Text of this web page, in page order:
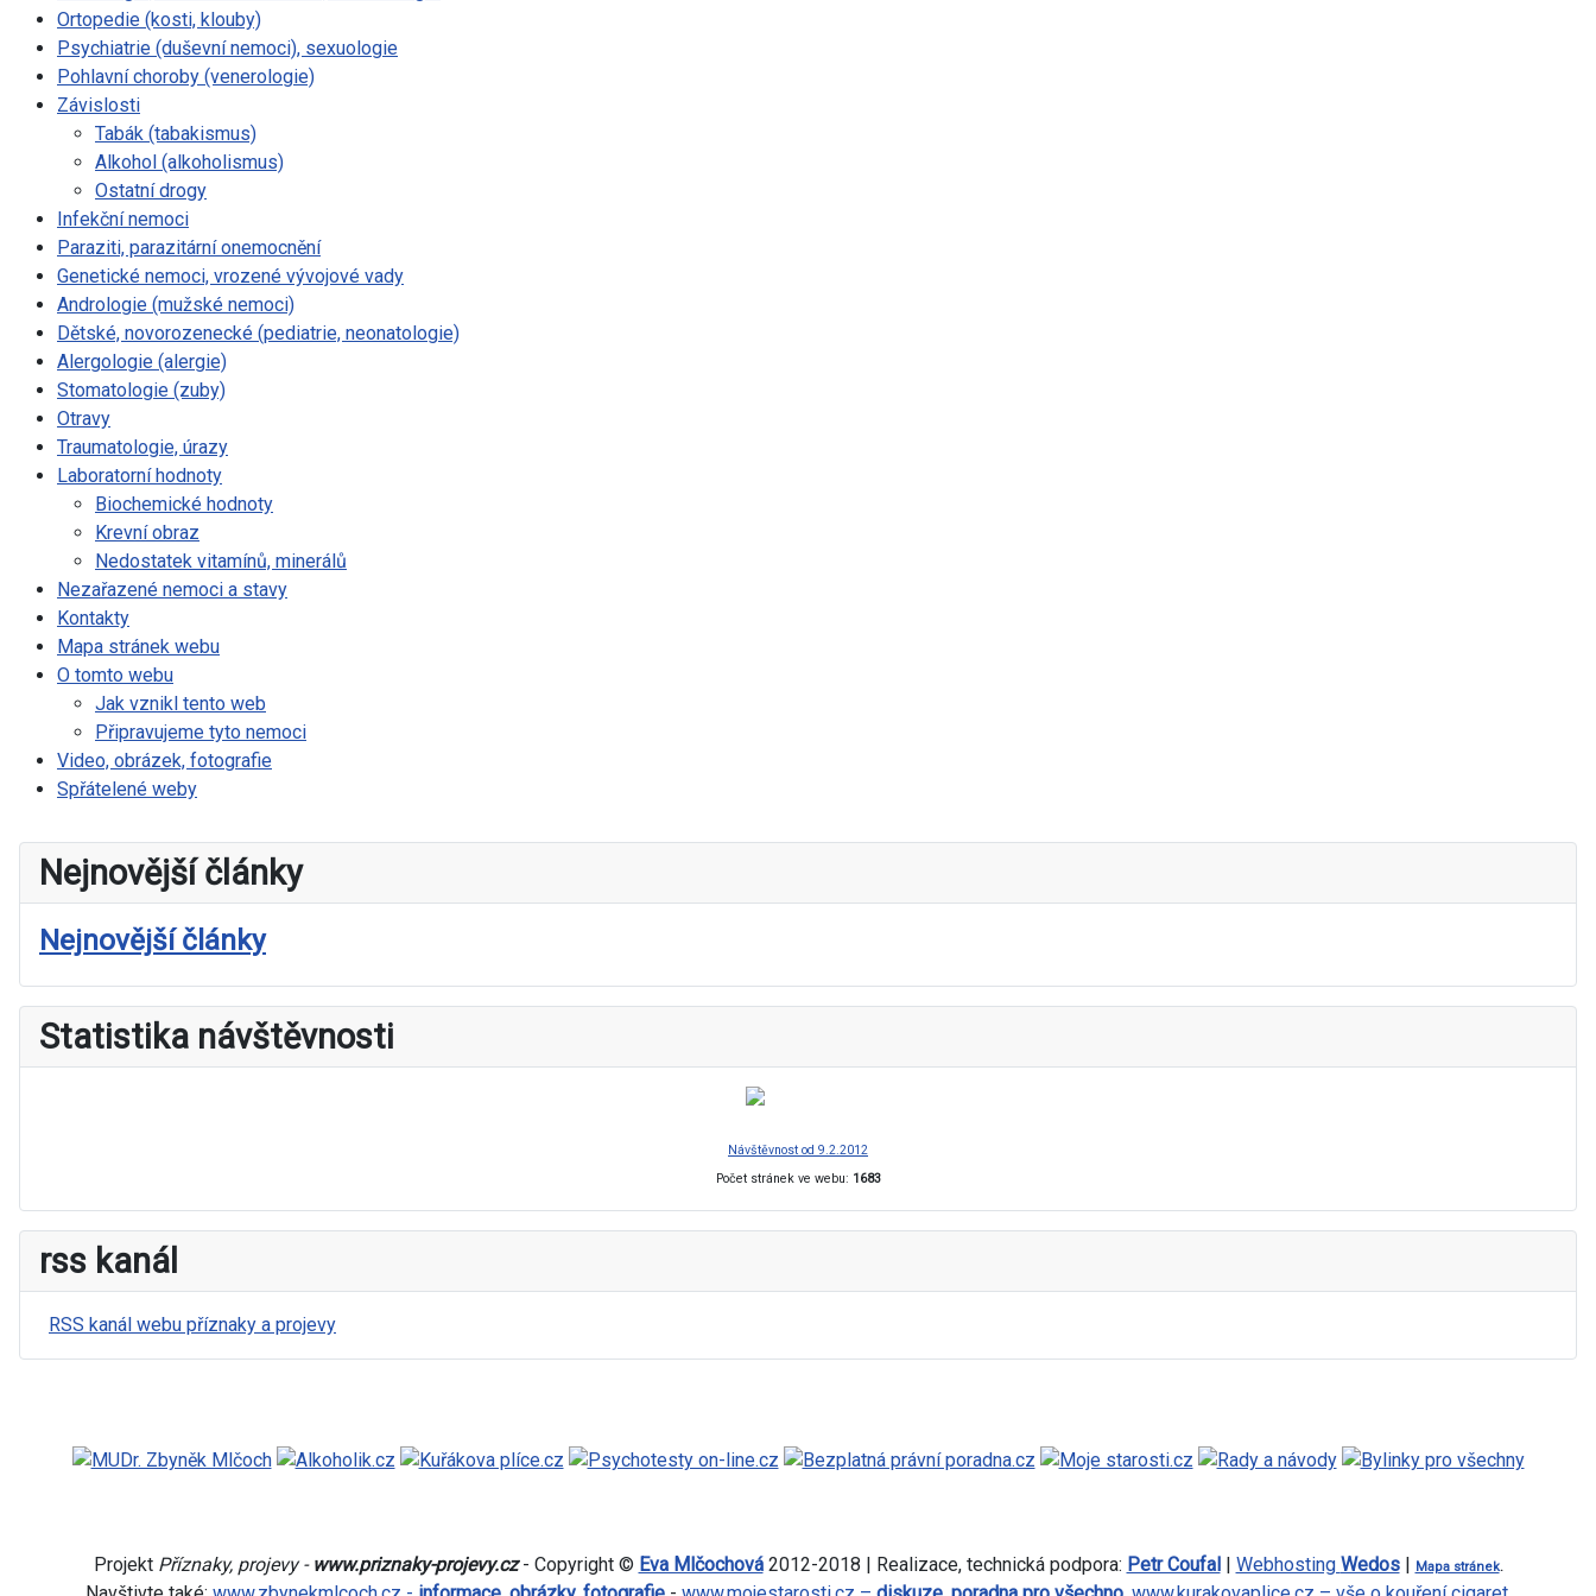
Ortopedie (kosti, klouby)
Psychiatrie (duševní nemoci), sexuologie
Pohlavní choroby (venerologie)
Závislosti
Tabák (tabakismus)
Alkohol (alkoholismus)
Ostatní drogy
Infekční nemoci
Paraziti, parazitární onemocnění
Genetické nemoci, vrozené vývojové vady
Andrologie (mužské nemoci)
Dětské, novorozenecké (pediatrie, neonatologie)
Alergologie (alergie)
Stomatologie (zuby)
Otravy
Traumatologie, úrazy
Laboratorní hodnoty
Biochemické hodnoty
Krevní obraz
Nedostatek vitamínů, minerálů
Nezařazené nemoci a stavy
Kontakty
Mapa stránek webu
O tomto webu
Jak vznikl tento web
Připravujeme tyto nemoci
Video, obrázek, fotografie
Spřátelené weby
Nejnovější články
Nejnovější články
Statistika návštěvnosti
Návštěvnost od 9.2.2012
Počet stránek ve webu: 1683
rss kanál
RSS kanál webu příznaky a projevy
Projekt Příznaky, projevy - www.priznaky-projevy.cz- Copyright © Eva Mlčochová2012-2018 | Realizace, technická podpora: Petr Coufal| Webhosting Wedos| Mapa stránek.